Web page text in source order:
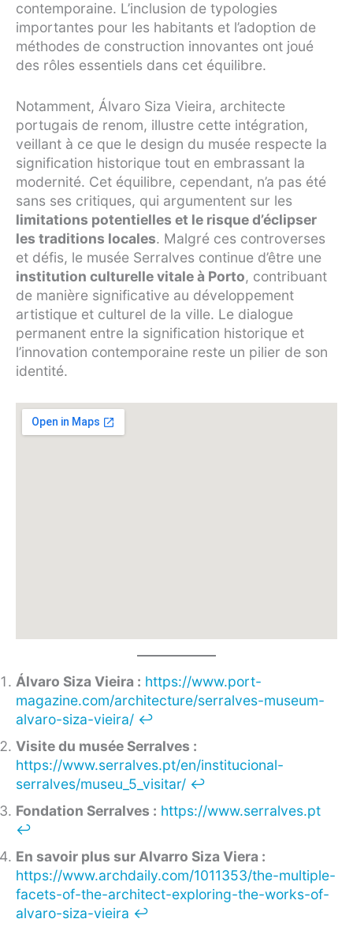
contemporaine. L’inclusion de typologies
importantes pour les habitants et l’adoption de
méthodes de construction innovantes ont joué
des rôles essentiels dans cet équilibre.
Notamment, Álvaro Siza Vieira, architecte
portugais de renom, illustre cette intégration,
veillant à ce que le design du musée respecte la
signification historique tout en embrassant la
modernité. Cet équilibre, cependant, n’a pas été
sans ses critiques, qui argumentent sur les
limitations potentielles et le risque d’éclipser
les traditions locales. Malgré ces controverses
et défis, le musée Serralves continue d’être une
institution culturelle vitale à Porto, contribuant
de manière significative au développement
artistique et culturel de la ville. Le dialogue
permanent entre la signification historique et
l’innovation contemporaine reste un pilier de son
identité.
Álvaro Siza Vieira : https://www.port-
magazine.com/architecture/serralves-museum-
alvaro-siza-vieira/ ↩︎
Visite du musée Serralves :
https://www.serralves.pt/en/institucional-
serralves/museu_5_visitar/ ↩︎
Fondation Serralves : https://www.serralves.pt
↩︎
En savoir plus sur Alvarro Siza Viera :
https://www.archdaily.com/1011353/the-multiple-
facets-of-the-architect-exploring-the-works-of-
alvaro-siza-vieira ↩︎